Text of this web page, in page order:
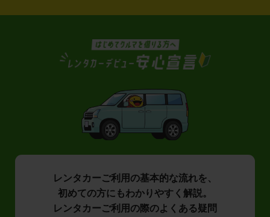
レンタカーご利用の基本的な流れを、
初めての方にもわかりやすく解説。
レンタカーご利用の際のよくある疑問